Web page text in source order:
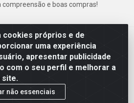
cookies próprios e de
uma experiência
apresentar publicidade
com o seu perfil e melhorar a
site.
não essenciais
e boas compras!
Mascarenhas de Morais, 2471 -
51.150-001 - CNPJ 24.150.377/0003-
57